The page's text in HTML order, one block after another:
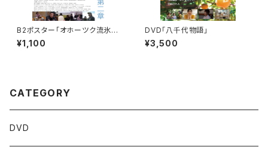
B2ポスター「オホーツク流氷物
語第二章」
¥1,100
DVD「八千代物語」
¥3,500
CATEGORY
DVD